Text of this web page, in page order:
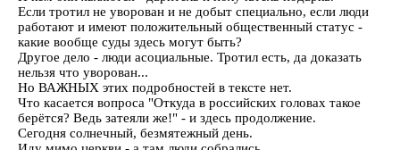
Если тротил не уворован и не добыт специально, если люди
работают и имеют положительный общественный статус -
какие вообще суды здесь могут быть?
Другое дело - люди асоциальные. Тротил есть, да доказать
нельзя что уворован...
Но ВАЖНЫХ этих подробностей в тексте нет.
Что касается вопроса "Откуда в российских головах такое
берётся? Ведь затеяли же!" - и здесь продолжение.
Сегодня солнечный, безмятежный день.